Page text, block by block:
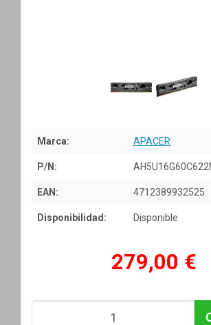
Marca: APACER
P/N:
EAN: 4712389932525
Disponibilidad: Disponible
279,00 €